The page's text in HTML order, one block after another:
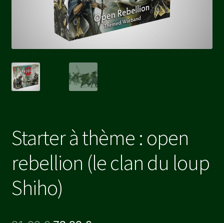
Starter à thème : open
rebellion (le clan du loup
Shiho)